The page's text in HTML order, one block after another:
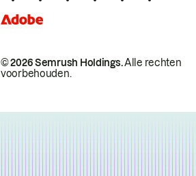
© 2026 Semrush Holdings.Alle rechten
voorbehouden.